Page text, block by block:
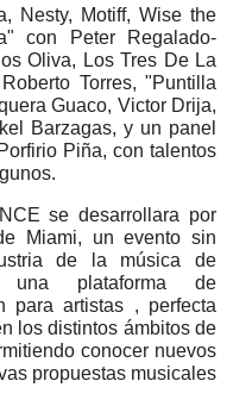
Nesty, Motiff, Wise the
con Peter Regalado-
Oliva, Los Tres De La
Torres, "Puntilla
Guaco, Victor Drija,
Barzagas, y un panel
Piña, con talentos
se desarrollara por
Miami, un evento sin
de la música de
una plataforma de
para artistas , perfecta
los distintos ámbitos de
conocer nuevos
propuestas musicales